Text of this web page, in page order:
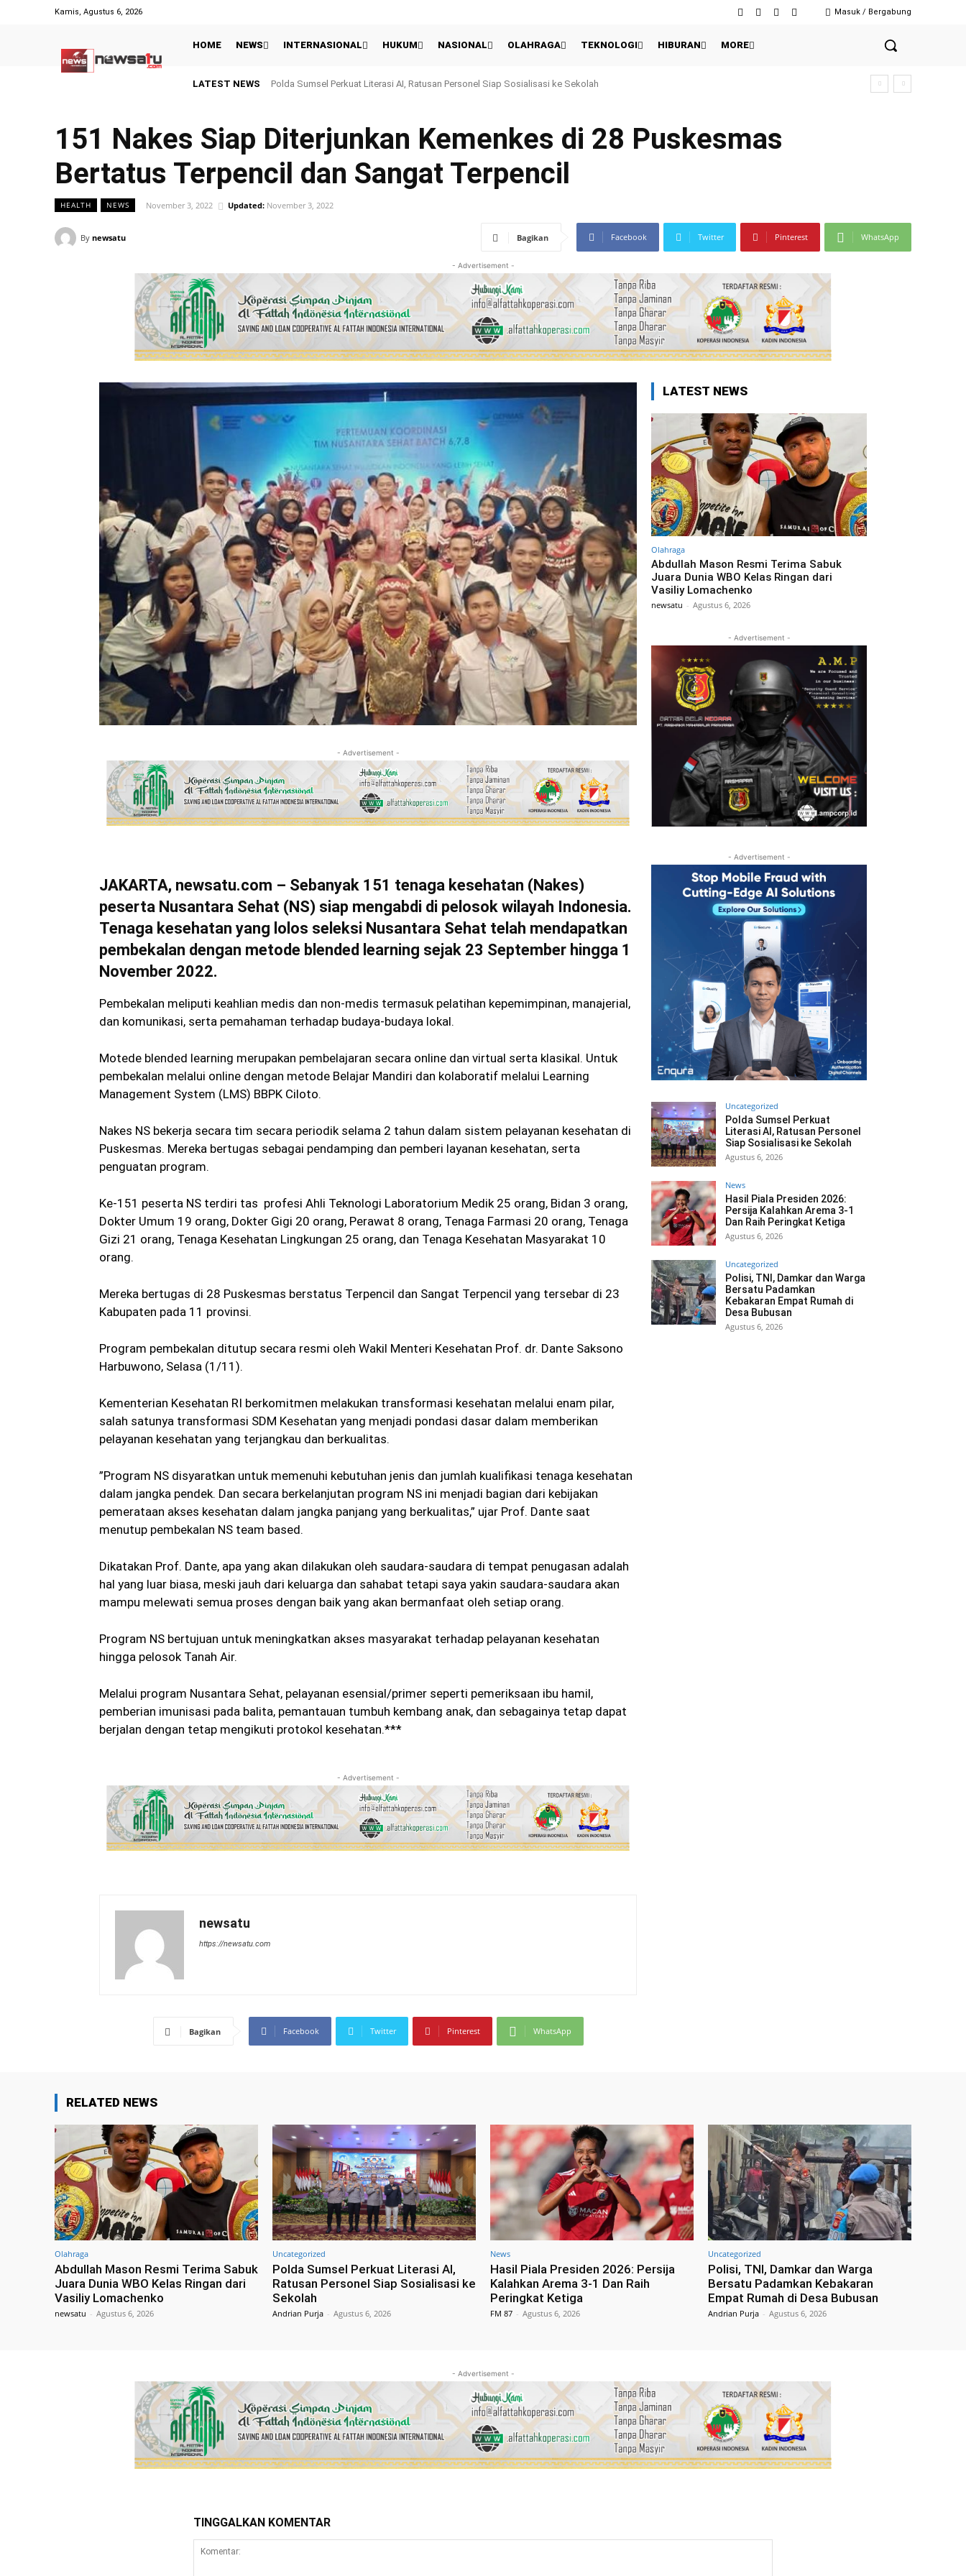
Kamis, Agustus 6, 2026 Masuk / Bergabung
HOME NEWS INTERNASIONAL HUKUM NASIONAL OLAHRAGA TEKNOLOGI HIBURAN MORE
LATEST NEWSPolda Sumsel Perkuat Literasi AI, Ratusan Personel Siap Sosialisasi ke Sekolah
Hasil Piala Presiden 2026: Persija Kalahkan Arema 3-1 Dan Raih Peringkat Ketiga
151 Nakes Siap Diterjunkan Kemenkes di 28 Puskesmas
Bertatus Terpencil dan Sangat Terpencil
HEALTH NEWS November 3, 2022 Updated: November 3, 2022
By newsatu Bagikan Facebook Twitter Pinterest WhatsApp
- Advertisement -
- Advertisement -
JAKARTA, newsatu.com – Sebanyak 151 tenaga kesehatan (Nakes)
peserta Nusantara Sehat (NS) siap mengabdi di pelosok wilayah Indonesia.
Tenaga kesehatan yang lolos seleksi Nusantara Sehat telah mendapatkan
pembekalan dengan metode blended learning sejak 23 September hingga 1
November 2022.
Pembekalan meliputi keahlian medis dan non-medis termasuk pelatihan kepemimpinan, manajerial,
dan komunikasi, serta pemahaman terhadap budaya-budaya lokal.
Motede blended learning merupakan pembelajaran secara online dan virtual serta klasikal. Untuk
pembekalan melalui online dengan metode Belajar Mandiri dan kolaboratif melalui Learning
Management System (LMS) BBPK Ciloto.
Nakes NS bekerja secara tim secara periodik selama 2 tahun dalam sistem pelayanan kesehatan di
Puskesmas. Mereka bertugas sebagai pendamping dan pemberi layanan kesehatan, serta
penguatan program.
Ke-151 peserta NS terdiri tas profesi Ahli Teknologi Laboratorium Medik 25 orang, Bidan 3 orang,
Dokter Umum 19 orang, Dokter Gigi 20 orang, Perawat 8 orang, Tenaga Farmasi 20 orang, Tenaga
Gizi 21 orang, Tenaga Kesehatan Lingkungan 25 orang, dan Tenaga Kesehatan Masyarakat 10
orang.
Mereka bertugas di 28 Puskesmas berstatus Terpencil dan Sangat Terpencil yang tersebar di 23
Kabupaten pada 11 provinsi.
Program pembekalan ditutup secara resmi oleh Wakil Menteri Kesehatan Prof. dr. Dante Saksono
Harbuwono, Selasa (1/11).
Kementerian Kesehatan RI berkomitmen melakukan transformasi kesehatan melalui enam pilar,
salah satunya transformasi SDM Kesehatan yang menjadi pondasi dasar dalam memberikan
pelayanan kesehatan yang terjangkau dan berkualitas.
”Program NS disyaratkan untuk memenuhi kebutuhan jenis dan jumlah kualifikasi tenaga kesehatan
dalam jangka pendek. Dan secara berkelanjutan program NS ini menjadi bagian dari kebijakan
pemerataan akses kesehatan dalam jangka panjang yang berkualitas,” ujar Prof. Dante saat
menutup pembekalan NS team based.
Dikatakan Prof. Dante, apa yang akan dilakukan oleh saudara-saudara di tempat penugasan adalah
hal yang luar biasa, meski jauh dari keluarga dan sahabat tetapi saya yakin saudara-saudara akan
mampu melewati semua proses dengan baik yang akan bermanfaat oleh setiap orang.
Program NS bertujuan untuk meningkatkan akses masyarakat terhadap pelayanan kesehatan
hingga pelosok Tanah Air.
Melalui program Nusantara Sehat, pelayanan esensial/primer seperti pemeriksaan ibu hamil,
pemberian imunisasi pada balita, pemantauan tumbuh kembang anak, dan sebagainya tetap dapat
berjalan dengan tetap mengikuti protokol kesehatan.***
- Advertisement -
newsatu
https://newsatu.com
Bagikan Facebook Twitter Pinterest WhatsApp
LATEST NEWS
Olahraga
Abdullah Mason Resmi Terima Sabuk
Juara Dunia WBO Kelas Ringan dari
Vasiliy Lomachenko
newsatu - Agustus 6, 2026
- Advertisement -
- Advertisement -
Uncategorized
Polda Sumsel Perkuat
Literasi AI, Ratusan Personel
Siap Sosialisasi ke Sekolah
Agustus 6, 2026
News
Hasil Piala Presiden 2026:
Persija Kalahkan Arema 3-1
Dan Raih Peringkat Ketiga
Agustus 6, 2026
Uncategorized
Polisi, TNI, Damkar dan Warga
Bersatu Padamkan
Kebakaran Empat Rumah di
Desa Bubusan
Agustus 6, 2026
RELATED NEWS
Olahraga
Abdullah Mason Resmi Terima Sabuk
Juara Dunia WBO Kelas Ringan dari
Vasiliy Lomachenko
newsatu - Agustus 6, 2026
Uncategorized
Polda Sumsel Perkuat Literasi AI,
Ratusan Personel Siap Sosialisasi ke
Sekolah
Andrian Purja - Agustus 6, 2026
News
Hasil Piala Presiden 2026: Persija
Kalahkan Arema 3-1 Dan Raih
Peringkat Ketiga
FM 87 - Agustus 6, 2026
Uncategorized
Polisi, TNI, Damkar dan Warga
Bersatu Padamkan Kebakaran
Empat Rumah di Desa Bubusan
Andrian Purja - Agustus 6, 2026
- Advertisement -
TINGGALKAN KOMENTAR